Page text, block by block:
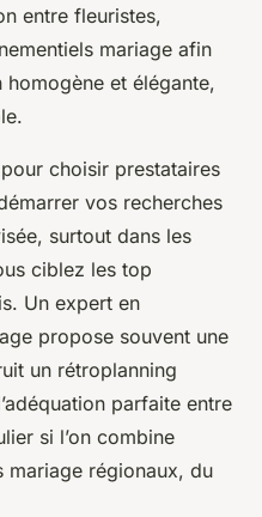
entre fleuristes,
mariage afin
et élégante,
choisir prestataires
vos recherches
surtout dans les
ciblez les top
Un expert en
propose souvent une
un rétroplanning
parfaite entre
si l’on combine
mariage régionaux, du